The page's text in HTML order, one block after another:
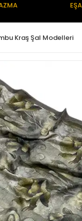
Kraş Şal Modelleri